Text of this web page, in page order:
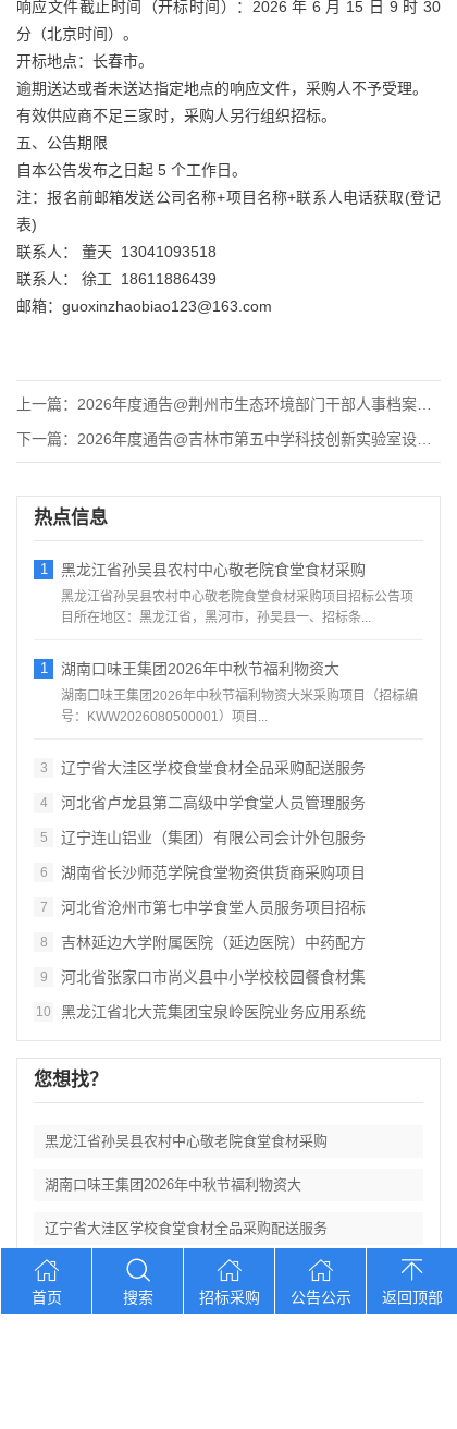
响应文件截止时间（开标时间）：2026 年 6 月 15 日 9 时 30
分（北京时间）。
开标地点：长春市。
逾期送达或者未送达指定地点的响应文件，采购人不予受理。
有效供应商不足三家时，采购人另行组织招标。
五、公告期限
自本公告发布之日起 5 个工作日。
注：报名前邮箱发送公司名称+项目名称+联系人电话获取(登记
表)
联系人： 董天 13041093518
联系人： 徐工 18611886439
邮箱：guoxinzhaobiao123@163.com
上一篇： 2026年度通告@荆州市生态环境部门干部人事档案整理及数字化
下一篇： 2026年度通告@吉林市第五中学科技创新实验室设备采购项目竞
热点信息
1 黑龙江省孙吴县农村中心敬老院食堂食材采购
黑龙江省孙吴县农村中心敬老院食堂食材采购项目招标公告项
目所在地区：黑龙江省，黑河市，孙吴县一、招标条...
1 湖南口味王集团2026年中秋节福利物资大
湖南口味王集团2026年中秋节福利物资大米采购项目（招标编
号：KWW2026080500001）项目...
3 辽宁省大洼区学校食堂食材全品采购配送服务
4 河北省卢龙县第二高级中学食堂人员管理服务
5 辽宁连山铝业（集团）有限公司会计外包服务
6 湖南省长沙师范学院食堂物资供货商采购项目
7 河北省沧州市第七中学食堂人员服务项目招标
8 吉林延边大学附属医院（延边医院）中药配方
9 河北省张家口市尚义县中小学校校园餐食材集
10 黑龙江省北大荒集团宝泉岭医院业务应用系统
您想找？
黑龙江省孙吴县农村中心敬老院食堂食材采购
湖南口味王集团2026年中秋节福利物资大
辽宁省大洼区学校食堂食材全品采购配送服务
河北省卢龙县第二高级中学食堂人员管理服务
辽宁连山铝业（集团）有限公司会计外包服务
首页 搜索 招标采购 公告公示 返回顶部